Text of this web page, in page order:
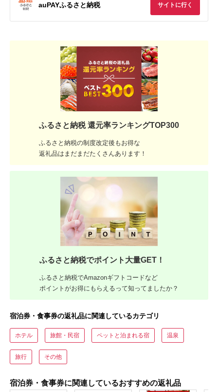
auPAYふるさと納税 サイトに行く
ふるさと納税 還元率ランキングTOP300
ふるさと納税の制度改定後もお得な
返礼品はまだまだたくさんあります！
ふるさと納税でポイント大量GET！
ふるさと納税でAmazonギフトコードなど
ポイントがお得にもらえるって知ってましたか？
宿泊券・食事券の返礼品に関連しているカテゴリ
ホテル 旅館・民宿 ペットと泊まれる宿 温泉
旅行 その他
宿泊券・食事券に関連しているおすすめの返礼品